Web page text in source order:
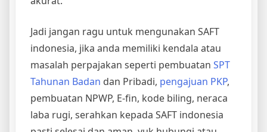
Jadi jangan ragu untuk mengunakan SAFT
indonesia, jika anda memiliki kendala atau
masalah perpajakan seperti pembuatan SPT
Tahunan Badan dan Pribadi, pengajuan PKP,
pembuatan NPWP, E-fin, kode biling, neraca
laba rugi, serahkan kepada SAFT indonesia